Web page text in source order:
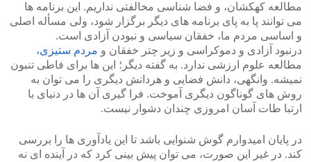
مطالعه کهکشان، و فضا شناسی مخالفتی نداریم. این برنامه ها
می توانند پا به پای برنامه های دیگر برگزار شود، ولی مسأله اصلی
و اساسی مردم ما، خفقان سیاسی و نبودن آزادی است.
درنبود آزادی و دموکراسی و زیر چتر خفقان و مردم ستیزی،
مطالعه علوم ارزشی ندارد. به گفته دیگر؛ این ها برای فاطی تنبون
نمیشه. وانگهی، دانش فضایی و هردانش دیگری را می توان به
روش های گوناگون دیگری آموخت. فرا گیری آن ها در دنیای با
ارتبا طات آسان امروزی چندان دشوار نیست.
در پایان امیدوارم گوش شنوایی باشد تا این یادآوری ها را بررسی
کند. در غیر این صورت، می توان پیش بینی کرد که در آینده ای نه